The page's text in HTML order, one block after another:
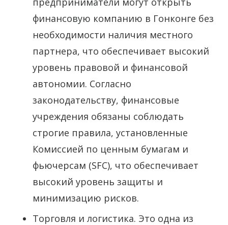
финансовую компанию в Гонконге без
необходимости наличия местного
партнера, что обеспечивает высокий
уровень правовой и финансовой
автономии. Согласно
законодательству, финансовые
учреждения обязаны соблюдать
строгие правила, установленные
Комиссией по ценным бумагам и
фьючерсам (SFC), что обеспечивает
высокий уровень защиты и
минимизацию рисков.
Торговля и логистика. Это одна из